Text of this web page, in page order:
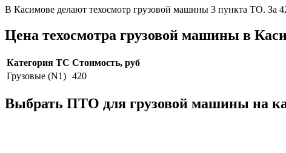
В Касимове делают техосмотр грузовой машины 3 пункта ТО. За
Цена техосмотра грузовой машины в
Категория ТС Стоимость, руб
Грузовые (N1) 420
Выбрать ПТО для грузовой машины на